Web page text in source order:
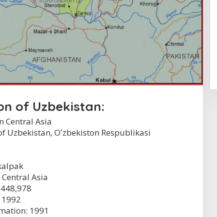
of Uzbekistan:
Central Asia
Uzbekistan, Oʻzbekiston Respublikasi
Asia
1991